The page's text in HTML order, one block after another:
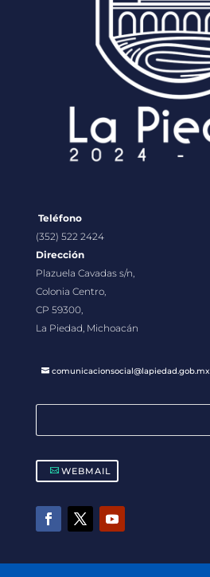
Teléfono
(352) 522 2424
Dirección
Plazuela Cavadas s/n,
Colonia Centro,
CP 59300,
La Piedad, Michoacán
comunicacionsocial@lapiedad.gob.mx
WEBMAIL